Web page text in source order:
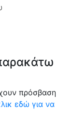
πρόσβαση
εδώ για να